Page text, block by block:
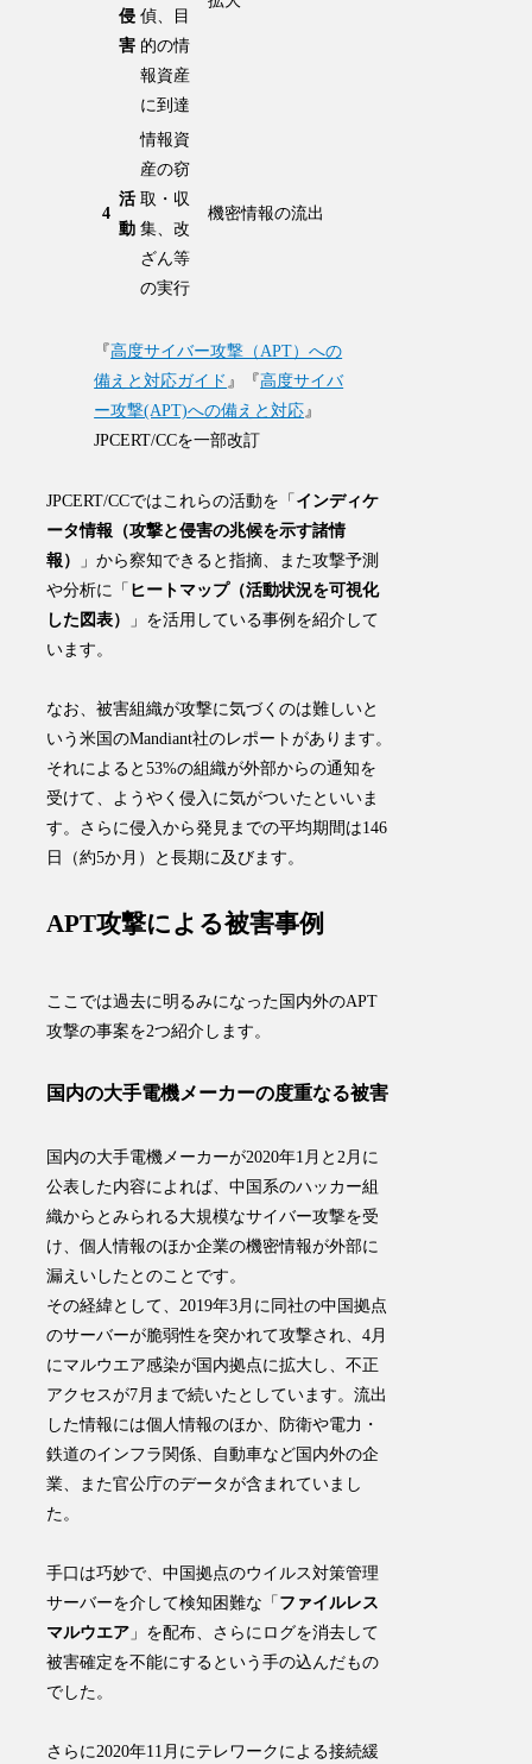
侵
害
偵、目
的の情
報資産
に到達
4
活
動
情報資
産の窃
取・収
集、改
ざん等
の実行
機密情報の流出
『高度サイバー攻撃（APT）への
備えと対応ガイド 』『高度サイバ
ー攻撃(APT)への備えと対応』
JPCERT/CCを一部改訂
JPCERT/CCではこれらの活動を「 インディケ
ータ情報（攻撃と侵害の兆候を示す諸情
報）
」から察知できると指摘、また攻撃予測
や分析に「 ヒートマップ（活動状況を可視化
した図表）
」を活用している事例を紹介して
います。
なお、被害組織が攻撃に気づくのは難しいと
いう米国のMandiant社のレポートがあります 。
それによると53%の組織が外部からの通知を
受けて、ようやく侵入に気がついたといいま
す。さらに侵入から発見までの平均期間は146
日（約5か月）
と長期に及びます。
APT攻撃による被害事例
ここでは過去に明るみになった国内外のAPT
攻撃の事案を2つ紹介します。
国内の大手電機メーカーの度重なる被害
国内の大手電機メーカーが2020年1月と2月に
公表した内容によれば、中国系のハッカー組
織からとみられる大規模なサイバー攻撃を受
け、個人情報のほか企業の機密情報が外部に
漏えいしたとのことです。
その経緯として、2019年3月に同社の中国拠点
のサーバーが脆弱性を突かれて攻撃され、4月
にマルウエア感染が国内拠点に拡大し、不正
アクセスが7月まで続いたとしています。流出
した情報には個人情報のほか、防衛や電力・
鉄道のインフラ関係、自動車など国内外の企
業、また官公庁のデータが含まれていまし
た。
手口は巧妙で、中国拠点のウイルス対策管理
サーバーを介して検知困難な「 ファイルレス
マルウエア 」を配布、さらにログを消去して
被害確定を不能にするという手の込んだもの
でした 。
さらに2020年11月にテレワークによる接続緩